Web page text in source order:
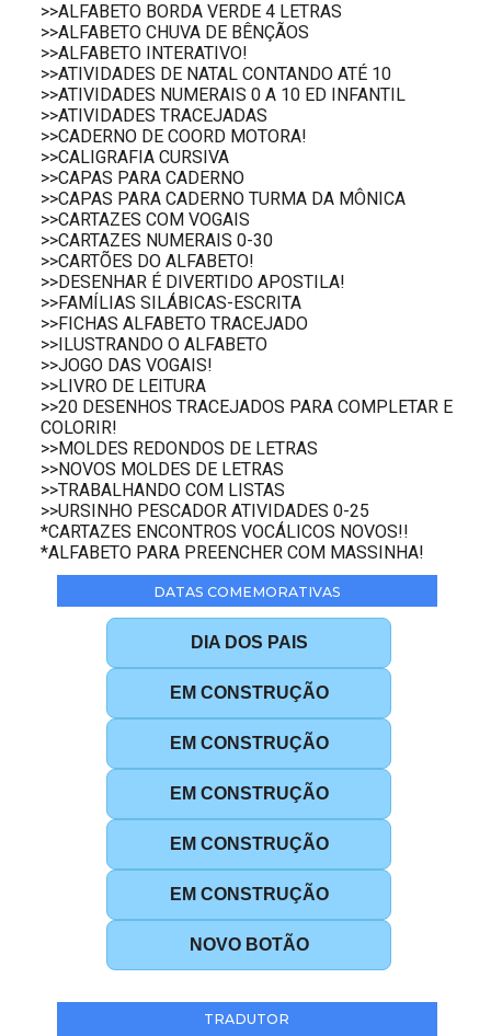
>>ALFABETO BORDA VERDE 4 LETRAS
>>ALFABETO CHUVA DE BÊNÇÃOS
>>ALFABETO INTERATIVO!
>>ATIVIDADES DE NATAL CONTANDO ATÉ 10
>>ATIVIDADES NUMERAIS 0 A 10 ED INFANTIL
>>ATIVIDADES TRACEJADAS
>>CADERNO DE COORD MOTORA!
>>CALIGRAFIA CURSIVA
>>CAPAS PARA CADERNO
>>CAPAS PARA CADERNO TURMA DA MÔNICA
>>CARTAZES COM VOGAIS
>>CARTAZES NUMERAIS 0-30
>>CARTÕES DO ALFABETO!
>>DESENHAR É DIVERTIDO APOSTILA!
>>FAMÍLIAS SILÁBICAS-ESCRITA
>>FICHAS ALFABETO TRACEJADO
>>ILUSTRANDO O ALFABETO
>>JOGO DAS VOGAIS!
>>LIVRO DE LEITURA
>>20 DESENHOS TRACEJADOS PARA COMPLETAR E
COLORIR!
>>MOLDES REDONDOS DE LETRAS
>>NOVOS MOLDES DE LETRAS
>>TRABALHANDO COM LISTAS
>>URSINHO PESCADOR ATIVIDADES 0-25
*CARTAZES ENCONTROS VOCÁLICOS NOVOS!!
*ALFABETO PARA PREENCHER COM MASSINHA!
DATAS COMEMORATIVAS
DIA DOS PAIS
EM CONSTRUÇÃO
EM CONSTRUÇÃO
EM CONSTRUÇÃO
EM CONSTRUÇÃO
EM CONSTRUÇÃO
NOVO BOTÃO
TRADUTOR